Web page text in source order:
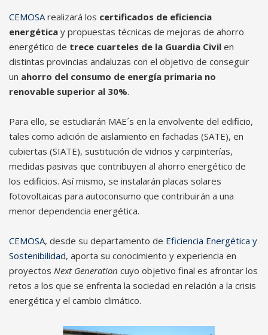
CEMOSArealizará los certificados de eficiencia
energética y propuestas técnicas de mejoras de ahorro
energético de trece cuarteles de la Guardia Civil en
distintas provincias andaluzas con el objetivo de conseguir
un ahorro del consumo de energía primaria no
renovable superior al 30%.
Para ello, se estudiarán MAE´s en la envolvente del edificio,
tales como adición de aislamiento en fachadas (SATE), en
cubiertas (SIATE), sustitución de vidrios y carpinterías,
medidas pasivas que contribuyen al ahorro energético de
los edificios. Así mismo, se instalarán placas solares
fotovoltaicas para autoconsumo que contribuirán a una
menor dependencia energética.
CEMOSA, desde su departamento de Eficiencia Energética y
Sostenibilidad, aporta su conocimiento y experiencia en
proyectos Next Generation cuyo objetivo final es afrontar los
retos a los que se enfrenta la sociedad en relación a la crisis
energética y el cambio climático.